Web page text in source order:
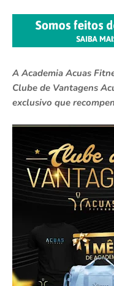
A Academia Acuas
Clube de Vantagens
exclusivo que